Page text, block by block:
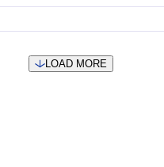
LOAD MORE